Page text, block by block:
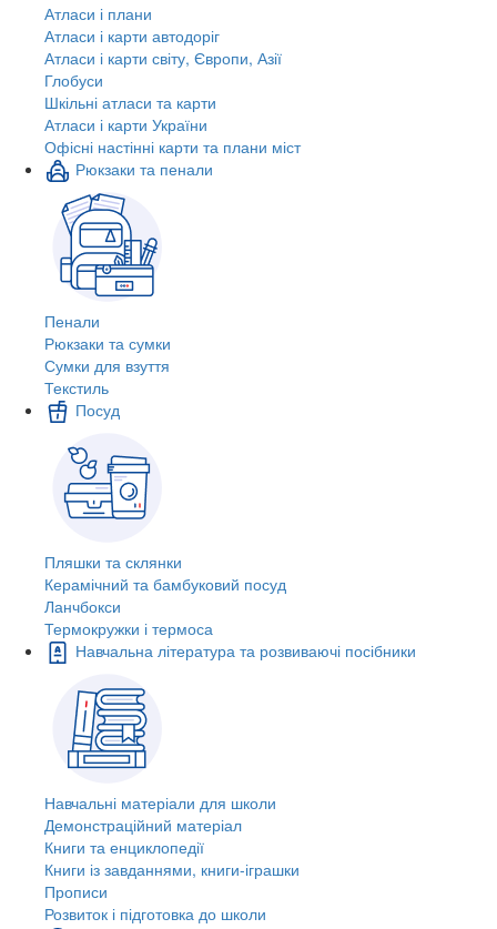
Атласи і плани
Атласи і карти автодоріг
Атласи і карти світу, Європи, Азії
Глобуси
Шкільні атласи та карти
Атласи і карти України
Офісні настінні карти та плани міст
Рюкзаки та пенали
Пенали
Рюкзаки та сумки
Сумки для взуття
Текстиль
Посуд
Пляшки та склянки
Керамічний та бамбуковий посуд
Ланчбокси
Термокружки і термоса
Навчальна література та розвиваючі посібники
Навчальні матеріали для школи
Демонстраційний матеріал
Книги та енциклопедії
Книги із завданнями, книги-іграшки
Прописи
Розвиток і підготовка до школи